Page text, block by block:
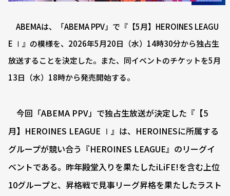
ABEMAは、「ABEMA PPV」で『【5月】HEROINES LEAGU
E Ⅰ』の模様を、2026年5月20日（水）14時30分から独占生
放送することを決定した。また、同イベントのチケットを5月
13日（水）18時から発売開始する。
今回「ABEMA PPV」で独占生放送が決定した『【5
月】HEROINES LEAGUE Ⅰ』は、HEROINESに所属する
グループが競い合う『HEROINES LEAGUE』のリーグイ
ベントである。昨年殿堂入りを果たしたiLiFE!を含む上位
10グループと、昇格戦で見事リーグ昇格を果たしたラスト